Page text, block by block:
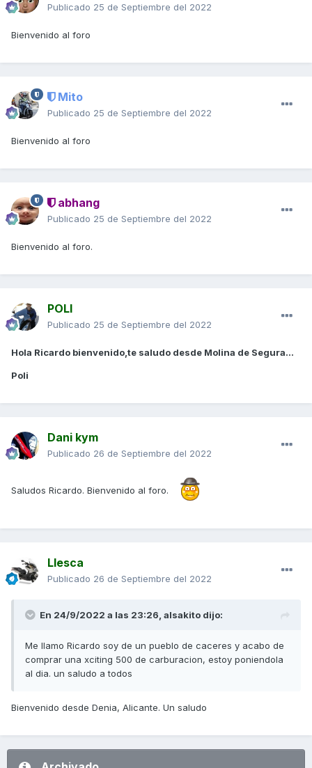
Publicado 25 de Septiembre del 2022
Bienvenido al foro
Mito
Publicado 25 de Septiembre del 2022
Bienvenido al foro
abhang
Publicado 25 de Septiembre del 2022
Bienvenido al foro.
POLI
Publicado 25 de Septiembre del 2022
Hola Ricardo bienvenido,te saludo desde Molina de Segura...
Poli
Dani kym
Publicado 26 de Septiembre del 2022
Saludos Ricardo. Bienvenido al foro.
Llesca
Publicado 26 de Septiembre del 2022
En 24/9/2022 a las 23:26, alsakito dijo:
Me llamo Ricardo soy de un pueblo de caceres y acabo de
comprar una xciting 500 de carburacion, estoy poniendola
al dia. un saludo a todos
Bienvenido desde Denia, Alicante. Un saludo